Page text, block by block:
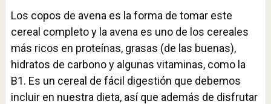
Los copos de avena es la forma de tomar este
cereal completo y la avena es uno de los cereales
más ricos en proteínas, grasas (de las buenas),
hidratos de carbono y algunas vitaminas, como la
B1. Es un cereal de fácil digestión que debemos
incluir en nuestra dieta, así que además de disfrutar